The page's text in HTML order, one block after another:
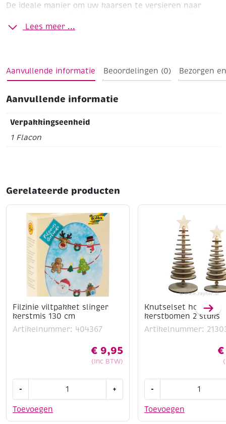
De ideale manier om uw kaarsen te versieren naar
pennen zijn gemaakt van zacht kunststof en hebben
schrijven.
Lees meer ...
Aanvullende informatie Beoordelingen (0) Bezorgen
Aanvullende informatie
Verpakkingseenheid
1 Flacon
Gerelateerde producten
Filzinie viltpakket slinger
kerstmis 130 cm
Artikelnummer: 404367
€ 9,95
(Inc BTW)
Toevoegen
-
slinger
+
Knutselset houten
kerstbomen 2 stuks
Artikelnummer:
€
Toevoegen
-
kerstbomen